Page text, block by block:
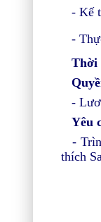
- Kế
-
Thời
-
Yêu
-
thích